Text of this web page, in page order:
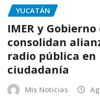
YUCATÁN
IMER y
consolidan
radio pública en
ciudadanía
Mis Noticias